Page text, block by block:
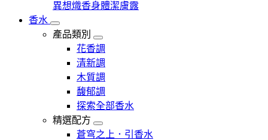
異想熾香身體潔膚露
香水
產品類別
花香調
清新調
木質調
馥郁調
探索全部香水
精選配方
蒼穹之上．引香水